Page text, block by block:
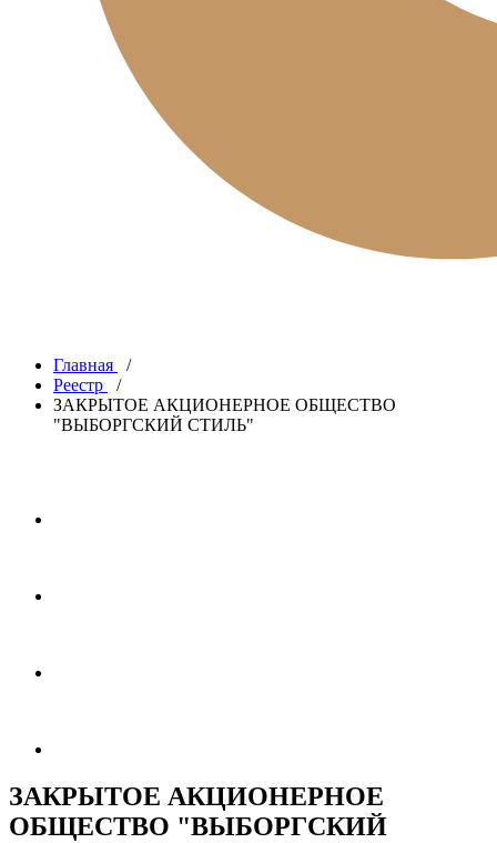
Главная
/
Реестр
/
ЗАКРЫТОЕ АКЦИОНЕРНОЕ ОБЩЕСТВО
"ВЫБОРГСКИЙ СТИЛЬ"
ЗАКРЫТОЕ АКЦИОНЕРНОЕ
ОБЩЕСТВО "ВЫБОРГСКИЙ